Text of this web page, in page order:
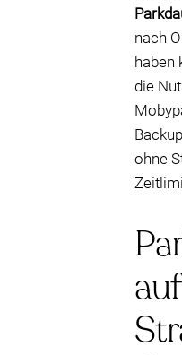
nach
haben
die
ohne